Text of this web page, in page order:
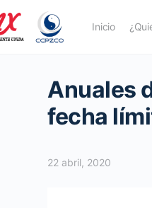
Inicio
Anuales
fecha
22 abril, 2020